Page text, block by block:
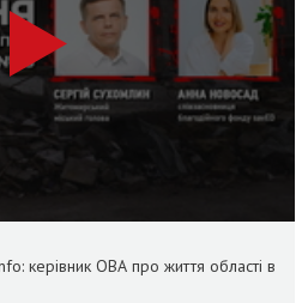
керівник ОВА про життя області в